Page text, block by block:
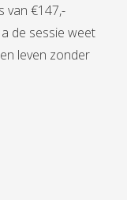
van €147,-
de sessie weet
leven zonder